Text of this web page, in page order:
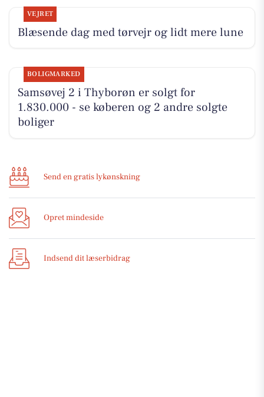
VEJRET
Blæsende dag med tørvejr og lidt mere lune
BOLIGMARKED
Samsøvej 2 i Thyborøn er solgt for
1.830.000 - se køberen og 2 andre solgte
boliger
Send en gratis lykønskning
Opret mindeside
Indsend dit læserbidrag